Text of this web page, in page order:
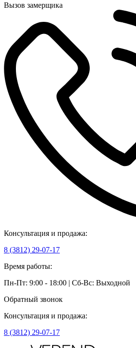
Вызов замерщика
Консультация и продажа:
8 (3812) 29-07-17
Время работы:
Пн-Пт: 9:00 - 18:00 | Сб-Вс: Выходной
Обратный звонок
Консультация и продажа:
8 (3812) 29-07-17